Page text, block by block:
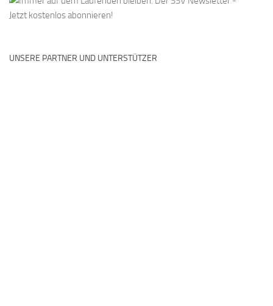
UNSERE PARTNER UND UNTERSTÜTZER